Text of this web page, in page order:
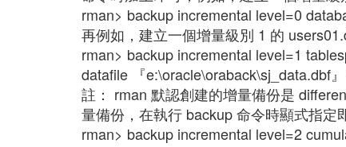
rman> backup incremental level=0
再例如，建立一個增量級別 1 的
rman> backup incremental level=1
datafile 『e:\oracle\oraback\sj_data.dbf
註： rman 默認創建的增量備份是
量備份，在執行 backup 命令時顯式指定
rman> backup incremental level=2